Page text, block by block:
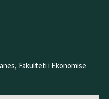
Fakulteti i Ekonomisë